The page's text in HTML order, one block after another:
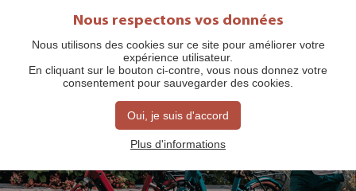
Brochures
Nous respectons vos données
Nous utilisons des cookies sur ce site pour améliorer votre
expérience utilisateur.
En cliquant sur le bouton ci-contre, vous nous donnez votre
consentement pour sauvegarder des cookies.
Oui, je suis d'accord
Plus d'informations